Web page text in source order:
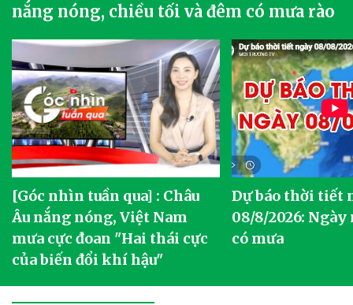
nắng nóng, chiều tối và đêm có mưa rào
[Góc nhìn tuần qua] : Châu
Âu nắng nóng, Việt Nam
mưa cực đoan "Hai thái cực
của biến đổi khí hậu"
Dự báo thời tiết
08/8/2026: Ngày
có mưa